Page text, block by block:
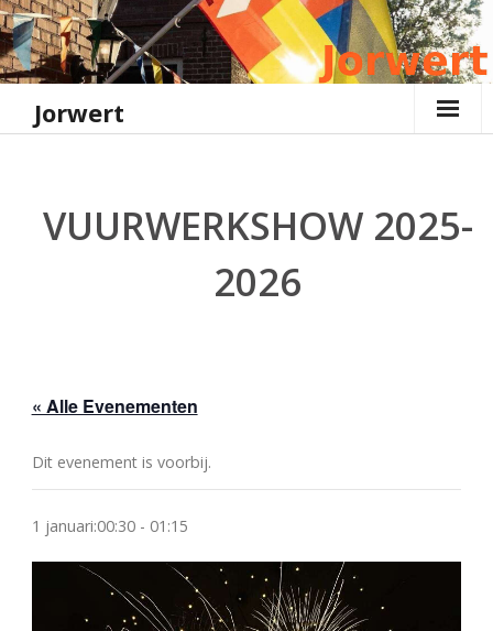
Ga
naar
de
Jorwert
VUURWERKSHOW 2025-
2026
« Alle Evenementen
Dit evenement is voorbij.
1 januari:00:30- 01:15